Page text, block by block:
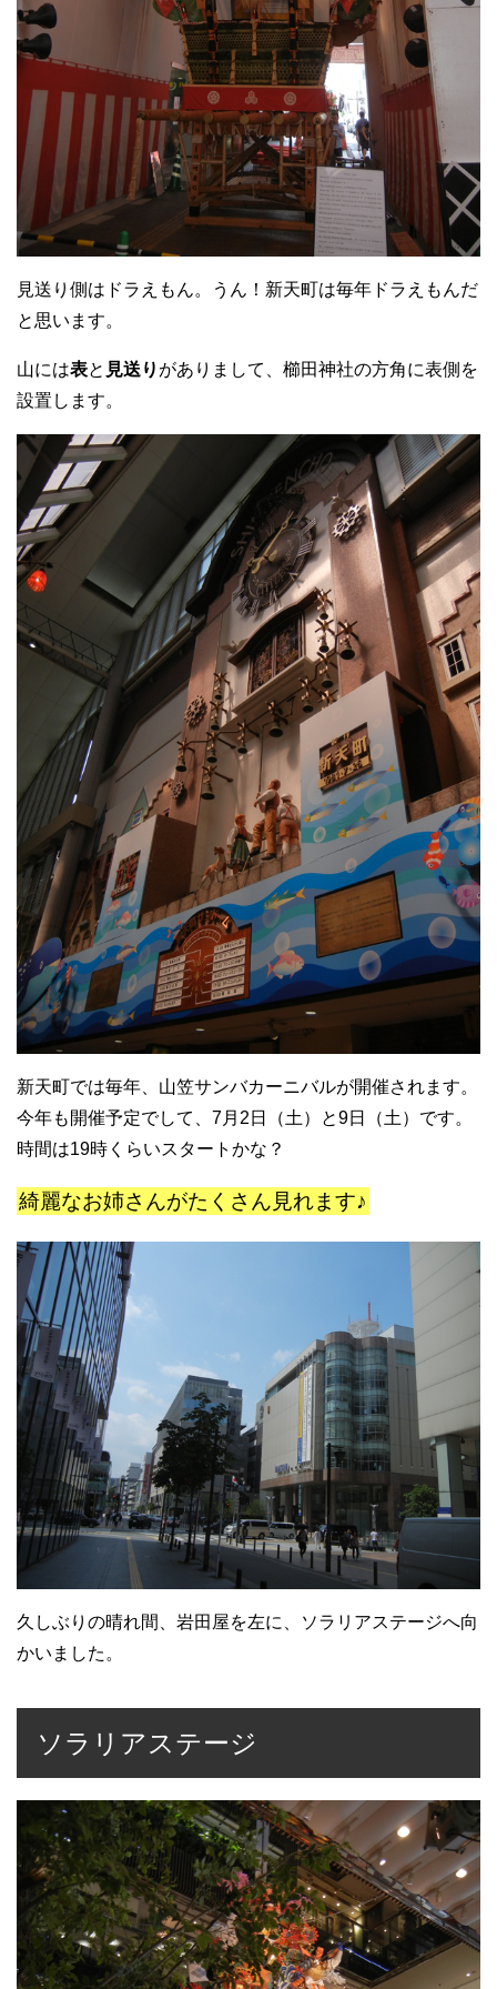
見送り側はドラえもん。うん！新天町は毎年ドラえもんだ
と思います。
山には表と 見送り がありまして、櫛田神社の方角に表側を
設置します。
新天町では毎年、山笠サンバカーニバルが開催されます。
今年も開催予定でして、7月2日（土）と9日（土）です。
時間は19時くらいスタートかな？
綺麗なお姉さんがたくさん見れます♪
久しぶりの晴れ間、岩田屋を左に、ソラリアステージへ向
かいました。
ソラリアステージ